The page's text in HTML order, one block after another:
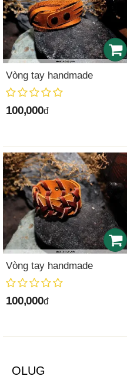
Vòng tay handmade
100,000đ
Vòng tay handmade
100,000đ
OLUG